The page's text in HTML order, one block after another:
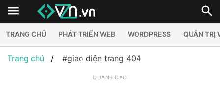
TRANG CHỦ PHÁT TRIỂN WEB WORDPRESS QUẢN TRỊ
Trang chủ #giao diện trang 404
QUẢNG CÁO